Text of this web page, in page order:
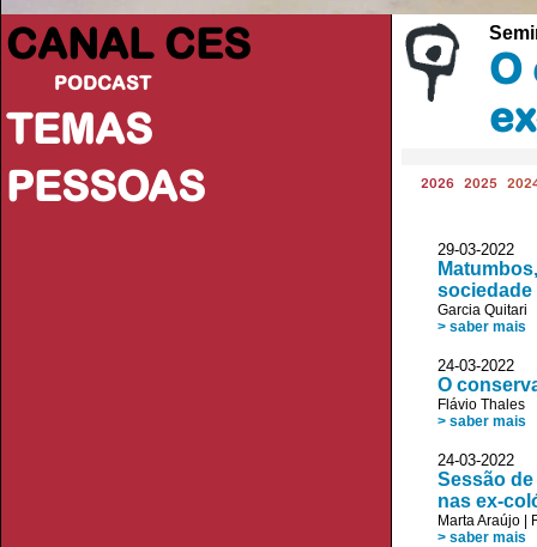
CANAL CES
PODCAST
TEMAS
PESSOAS
O
2026 2025
29-03-
Garcia Quitari
> saber mais
24-03-
O
Flávio Thales
> saber mais
24-03-
Sessão
nas ex-
Marta Araújo
> saber mais